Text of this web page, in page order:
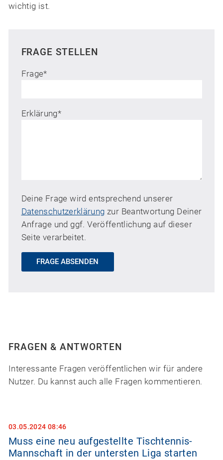
wichtig ist.
FRAGE STELLEN
Frage*
Erklärung*
Deine Frage wird entsprechend unserer
Datenschutzerklärung zur Beantwortung Deiner
Anfrage und ggf. Veröffentlichung auf dieser
Seite verarbeitet.
FRAGE ABSENDEN
FRAGEN & ANTWORTEN
Interessante Fragen veröffentlichen wir für andere
Nutzer. Du kannst auch alle Fragen kommentieren.
03.05.2024 08:46
Muss eine neu aufgestellte Tischtennis-
Mannschaft in der untersten Liga starten